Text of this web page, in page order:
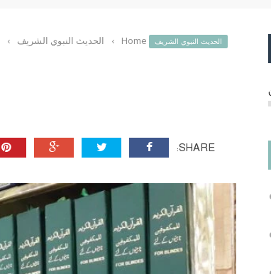
الحديث النبوي الشريف Home
› الحديث النبوي الشريف ›
SHARE: